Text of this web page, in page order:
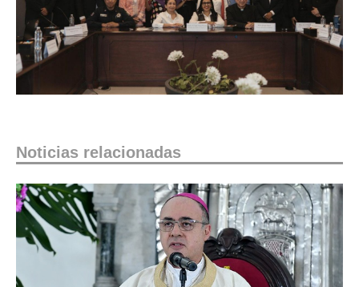
Noticias relacionadas